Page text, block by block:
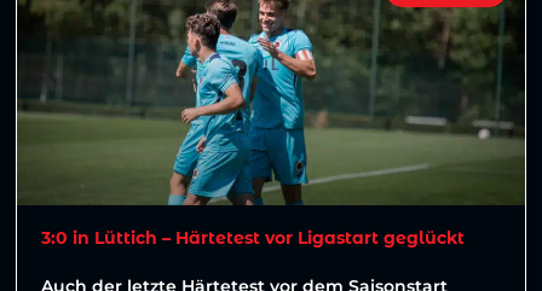
3:0 in Lüttich – Härtetest vor Ligastart geglückt